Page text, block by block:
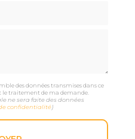
des données transmises dans ce
traitement de ma demande.
ne sera faite des données
confidentialité)